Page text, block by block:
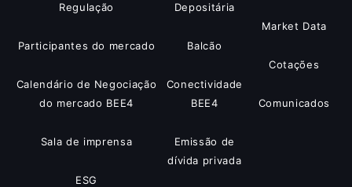
Regulação
Participantes do mercado
Calendário de Negociação
do mercado BEE4
Sala de imprensa
ESG
Depositária
Balcão
Conectividade
BEE4
Emissão de
dívida privada
Market Data
Cotações
Comunicados